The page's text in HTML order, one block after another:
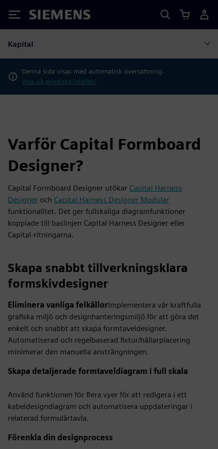
Siemens
Kapital
Denna sida visas med automatisk översättning.
Visa på engelska istället?
Varför Capital Formboard
Designer?
Capital Formboard Designer utökar Capital Harness
Designer och Capital Harness Designer Modular
funktionalitet. Det ger fullskaliga diagramfunktioner
kopplade till baslinjen Capital Harness Designer eller
Capital-ritningarna.
Skapa snabbt tillverkningsklara
formskivdesigner
Eliminera vanliga felkällorImplementera vår kraftfulla
grafiska miljö och designhanteringsmiljö för att göra det
enkelt och snabbt att skapa formtaveldesigner.
Automatiserad och regelbaserad fixtur/hållarplacering
minimerar den manuella ansträngningen.
Skapa detaljerade formtaveldiagram i full skala
Använd funktionen för flera vyer för att redigera i ett
kabeldesigndiagram och automatisera uppdateringar i
relaterad formulärtavla.
Förenkla din designprocess